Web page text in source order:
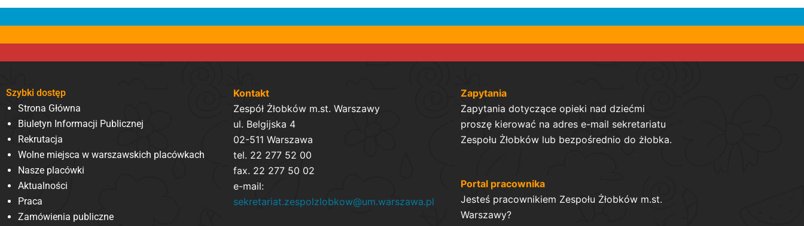
Szybki dostęp
Strona Główna
Biuletyn Informacji Publicznej
Rekrutacja
Wolne miejsca w warszawskich placówkach
Nasze placówki
Aktualności
Praca
Zamówienia publiczne
Kontakt
Zespół Żłobków m.st. Warszawy
ul. Belgijska 4
02-511 Warszawa
tel. 22 277 52 00
fax. 22 277 50 02
e-mail:
sekretariat.zespolzlobkow@um.warszawa.pl
Zapytania
Zapytania dotyczące opieki nad dziećmi
proszę kierować na adres e-mail sekretariatu
Zespołu Żłobków lub bezpośrednio do żłobka.
Portal pracownika
Jesteś pracownikiem Zespołu Żłobków m.st.
Warszawy?